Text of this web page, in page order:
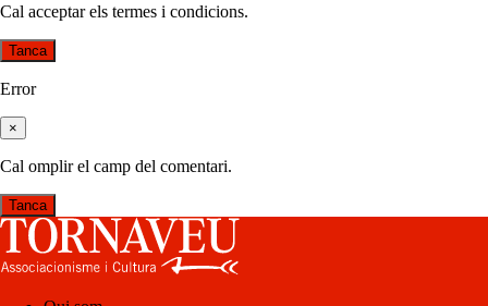
Cal acceptar els termes i condicions.
Tanca
Error
×
Cal omplir el camp del comentari.
Tanca